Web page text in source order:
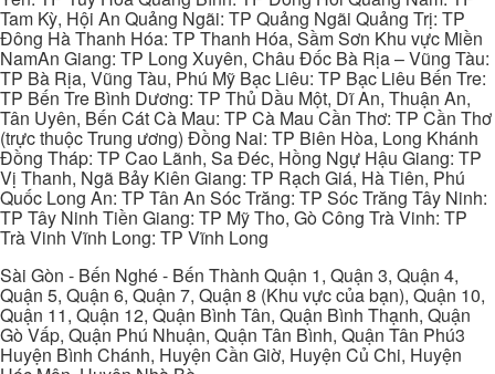
Tam Kỳ, Hội An Quảng Ngãi: TP Quảng Ngãi Quảng Trị: TP
Đông Hà Thanh Hóa: TP Thanh Hóa, Sầm Sơn Khu vực Miền
NamAn Giang: TP Long Xuyên, Châu Đốc Bà Rịa – Vũng Tàu:
TP Bà Rịa, Vũng Tàu, Phú Mỹ Bạc Liêu: TP Bạc Liêu Bến Tre:
TP Bến Tre Bình Dương: TP Thủ Dầu Một, Dĩ An, Thuận An,
Tân Uyên, Bến Cát Cà Mau: TP Cà Mau Cần Thơ: TP Cần Thơ
(trực thuộc Trung ương) Đồng Nai: TP Biên Hòa, Long Khánh
Đồng Tháp: TP Cao Lãnh, Sa Đéc, Hồng Ngự Hậu Giang: TP
Vị Thanh, Ngã Bảy Kiên Giang: TP Rạch Giá, Hà Tiên, Phú
Quốc Long An: TP Tân An Sóc Trăng: TP Sóc Trăng Tây Ninh:
TP Tây Ninh Tiền Giang: TP Mỹ Tho, Gò Công Trà Vinh: TP
Trà Vinh Vĩnh Long: TP Vĩnh Long
Sài Gòn - Bến Nghé - Bến Thành Quận 1, Quận 3, Quận 4,
Quận 5, Quận 6, Quận 7, Quận 8 (Khu vực của bạn), Quận 10,
Quận 11, Quận 12, Quận Bình Tân, Quận Bình Thạnh, Quận
Gò Vấp, Quận Phú Nhuận, Quận Tân Bình, Quận Tân Phú3
Huyện Bình Chánh, Huyện Cần Giờ, Huyện Củ Chi, Huyện